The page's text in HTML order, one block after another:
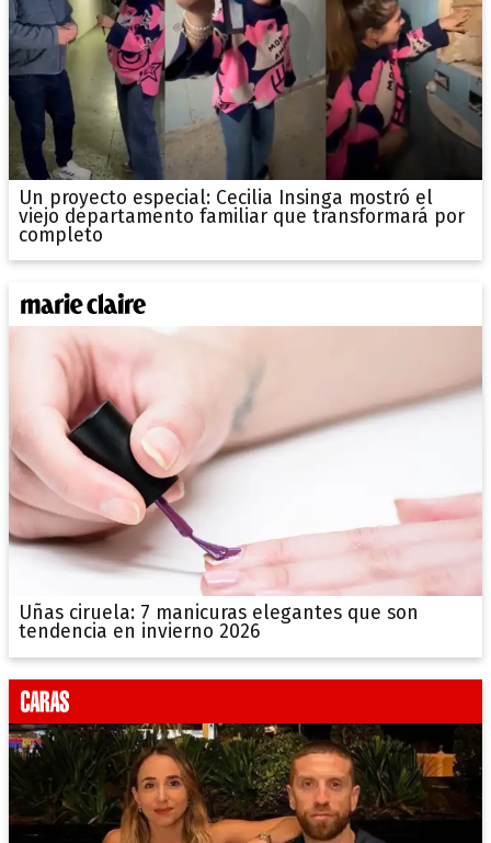
Un proyecto especial: Cecilia Insinga mostró el
viejo departamento familiar que transformará por
completo
Uñas ciruela: 7 manicuras elegantes que son
tendencia en invierno 2026